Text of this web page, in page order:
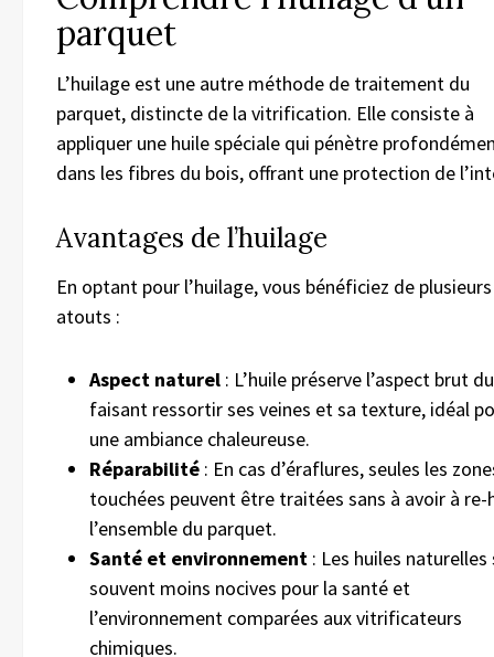
parquet
L’huilage est une autre méthode de traitement du
parquet, distincte de la vitrification. Elle consiste à
appliquer une huile spéciale qui pénètre
dans les fibres du bois, offrant une protection de
Avantages de l’huilage
En optant pour l’huilage, vous bénéficiez de plusieurs
atouts :
Aspect naturel : L’huile préserve l’aspect brut
faisant ressortir ses veines et sa texture, idéal
une ambiance chaleureuse.
Réparabilité : En cas d’éraflures, seules les
touchées peuvent être traitées sans à avoir à re-
l’ensemble du parquet.
Santé et environnement : Les huiles
souvent moins nocives pour la santé et
l’environnement comparées aux vitrificateurs
chimiques.